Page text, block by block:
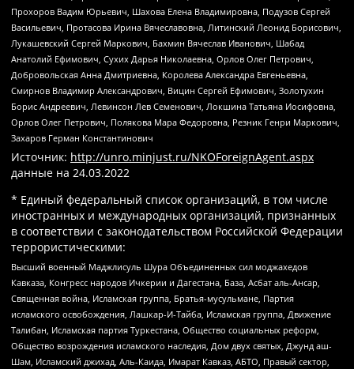
Прохоров Вадим Юрьевич, Шахова Елена Владимировна, Подузов Сергей
Васильевич, Протасова Ирина Вячеславовна, Литинский Леонид Борисович,
Лукашевский Сергей Маркович, Бахмин Вячеслав Иванович, Шабад
Анатолий Ефимович, Сухих Дарья Николаевна, Орлов Олег Петрович,
Добровольская Анна Дмитриевна, Королева Александра Евгеньевна,
Смирнов Владимир Александрович, Вицин Сергей Ефимович, Золотухин
Борис Андреевич, Левинсон Лев Семенович, Локшина Татьяна Иосифовна,
Орлов Олег Петрович, Полякова Мара Федоровна, Резник Генри Маркович,
Захаров Герман Константинович
Источник: http://unro.minjust.ru/NKOForeignAgent.aspx
данные на 24.03.2022
* Единый федеральный список организаций, в том числе
иностранных и международных организаций, признанных
в соответствии с законодательством Российской Федерации
террористическими:
Высший военный Маджлисуль Шура Объединенных сил моджахедов
Кавказа, Конгресс народов Ичкерии и Дагестана, База, Асбат аль-Ансар,
Священная война, Исламская группа, Братья-мусульмане, Партия
исламского освобождения, Лашкар-И-Тайба, Исламская группа, Движение
Талибан, Исламская партия Туркестана, Общество социальных реформ,
Общество возрождения исламского наследия, Дом двух святых, Джунд аш-
Шам, Исламский джихад, Аль-Каида, Имарат Кавказ, АБТО, Правый сектор,